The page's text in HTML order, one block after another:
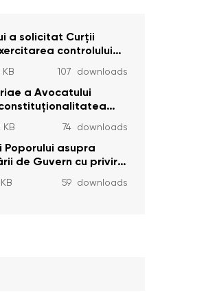
a solicitat Curţii
controlului
prevederi cu
sociale de stat
care sunt
KB 107 downloads
a Avocatului
interzic angajarea în
particulară a
pentru
a unor infracțiuni a
de Curtea
KB 74 downloads
asupra
de Guvern cu privire
de lege privind
veterinarăa
59 downloads